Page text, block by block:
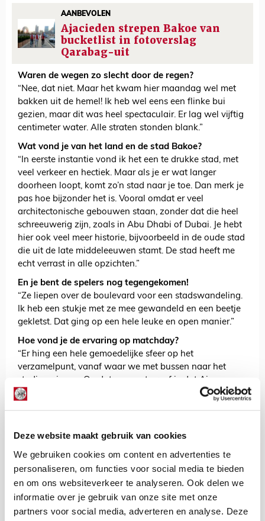
Deze website maakt gebruik van cookies
We gebruiken cookies om content en advertenties te
personaliseren, om functies voor social media te bieden
en om ons websiteverkeer te analyseren. Ook delen we
informatie over je gebruik van onze site met onze
partners voor social media, adverteren en analyse. Deze
AANBEVOLEN
Ajacieden strepen Bakoe van
bucketlist in fotoverslag
Qarabag-uit
Waren de wegen zo slecht door de regen?
“Nee, dat niet. Maar het kwam hier maandag wel met
bakken uit de hemel! Ik heb wel eens een flinke bui
gezien, maar dit was heel spectaculair. Er lag wel vijftig
centimeter water. Alle straten stonden blank.”
Wat vond je van het land en de stad Bakoe?
“In eerste instantie vond ik het een te drukke stad, met
veel verkeer en hectiek. Maar als je er wat langer
doorheen loopt, komt zo’n stad naar je toe. Dan merk je
pas hoe bijzonder het is. Vooral omdat er veel
architectonische gebouwen staan, zonder dat die heel
schreeuwerig zijn, zoals in Abu Dhabi of Dubai. Je hebt
hier ook veel meer historie, bijvoorbeeld in de oude stad
die uit de late middeleeuwen stamt. De stad heeft me
echt verrast in alle opzichten.”
En je bent de spelers nog tegengekomen!
“Ze liepen over de boulevard voor een stadswandeling.
Ik heb een stukje met ze mee gewandeld en een beetje
gekletst. Dat ging op een hele leuke en open manier.”
Hoe vond je de ervaring op matchday?
“Er hing een hele gemoedelijke sfeer op het
verzamelpunt, vanaf waar we met bussen naar het
stadion gingen. Op dat moment proef je dat Ajax
verbroedert. Iedereen staat daar met één doel en dat is
als een energiebom. Je wordt erin meegezogen. Ik ben
Ze zeggen wel eens dat uittripjes verslavend zijn. Wil
jij ook gelijk meer?
“Het was een aaneenschakeling van hoogtepunten, met
de wedstrijddag als kers op de taart. Het smaakt zeker
naar meer. Als ik in de toekomst kansen krijg om vaker